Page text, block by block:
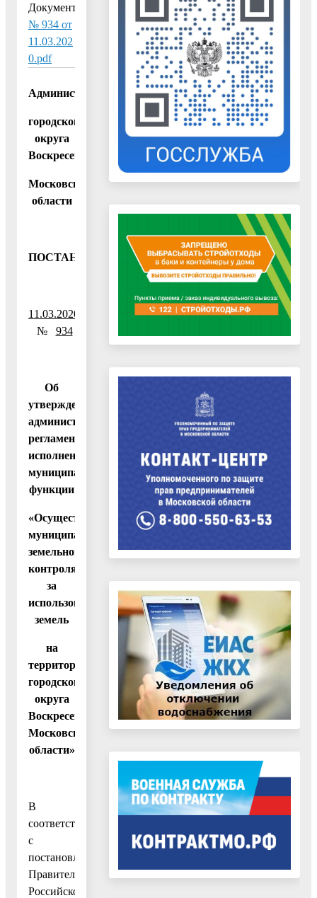
Документ:
№ 934 от
11.03.202
0.pdf
Администрация
городского
округа
Воскресенск
Московской
области
ПОСТАНОВЛЕНИЕ
11.03.2020
№ 934
Об
утверждении
административного
регламента
исполнения
муниципальной
функции
«Осуществление
муниципального
земельного
контроля
за
использованием
земель
на
территории
городского
округа
Воскресенск
Московской
области»
В
соответствии
с
постановлением
Правительства
Российской